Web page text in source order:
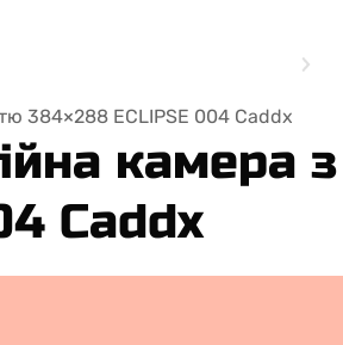
384×288 ECLIPSE 004 Caddx
камера
Caddx